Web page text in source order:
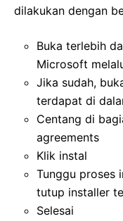
dilakukan dengan
Buka terlebih
Microsoft
Jika sudah,
terdapat di
Centang di
agreements
Klik instal
Tunggu proses
tutup installer
Selesai